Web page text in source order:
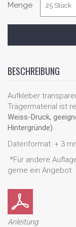
Menge
BESCHREIBUNG
Aufkleber
Trägermaterial ist
Weiss-Druck,
Hintergründe).
Datenformat: + 3
*Für andere
gerne ein Angebot.
Anleitung